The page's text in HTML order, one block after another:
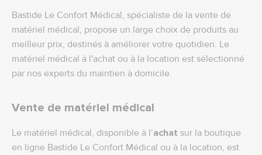
Bastide Le Confort Médical, spécialiste de la vente de
matériel médical, propose un large choix de produits au
meilleur prix, destinés à améliorer votre quotidien. Le
matériel médical à l'achat ou à la location est sélectionné
par nos experts du maintien à domicile.
Vente de matériel médical
Le matériel médical, disponible à l’achat sur la boutique
en ligne Bastide Le Confort Médical ou à la location, est